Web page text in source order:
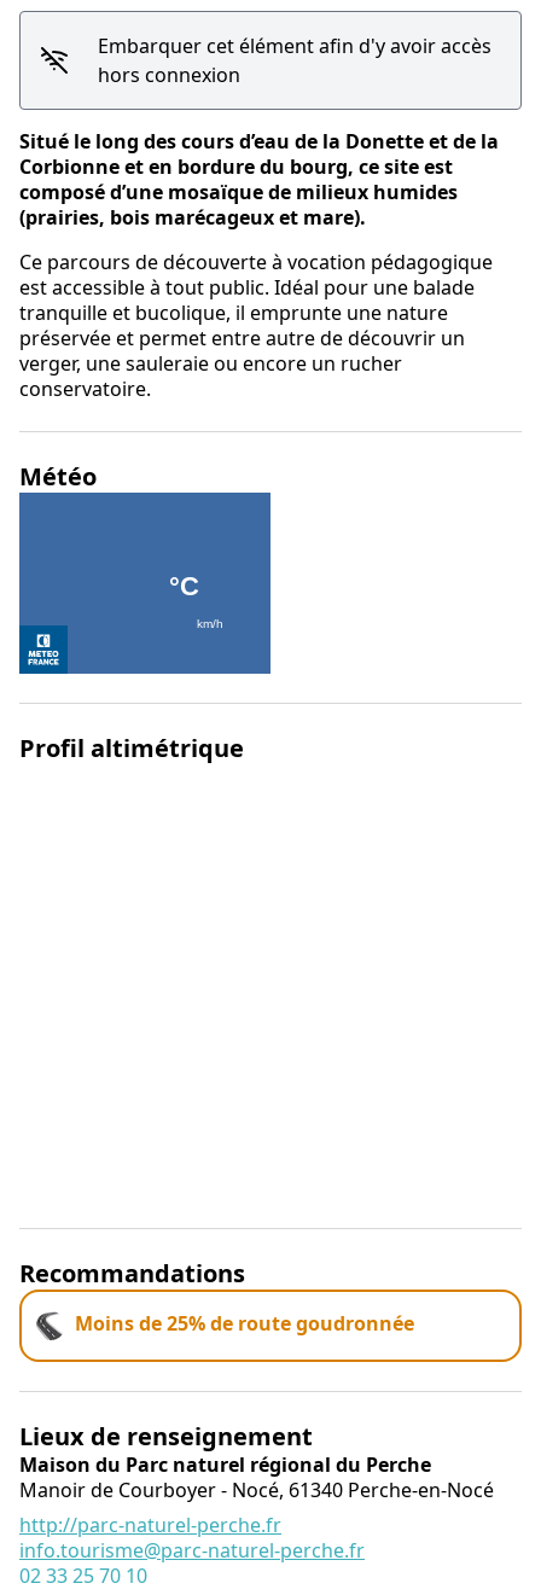
Embarquer cet élément afin d'y avoir accès
hors connexion
Situé le long des cours d’eau de la Donette et de la
Corbionne et en bordure du bourg, ce site est
composé d’une mosaïque de milieux humides
(prairies, bois marécageux et mare).
Ce parcours de découverte à vocation pédagogique
est accessible à tout public. Idéal pour une balade
tranquille et bucolique, il emprunte une nature
préservée et permet entre autre de découvrir un
verger, une sauleraie ou encore un rucher
conservatoire.
Météo
Profil altimétrique
Recommandations
Moins de 25% de route goudronnée
Lieux de renseignement
Maison du Parc naturel régional du Perche
Manoir de Courboyer - Nocé, 61340 Perche-en-Nocé
http://parc-naturel-perche.fr
info.tourisme@parc-naturel-perche.fr
02 33 25 70 10